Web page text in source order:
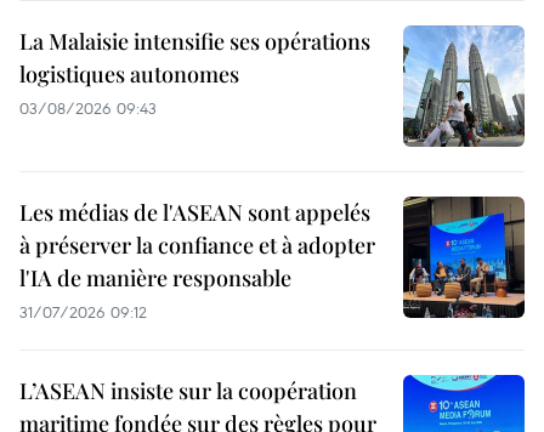
La Malaisie intensifie ses opérations
logistiques autonomes
03/08/2026 09:43
Les médias de l'ASEAN sont appelés
à préserver la confiance et à adopter
l'IA de manière responsable
31/07/2026 09:12
L’ASEAN insiste sur la coopération
maritime fondée sur des règles pour